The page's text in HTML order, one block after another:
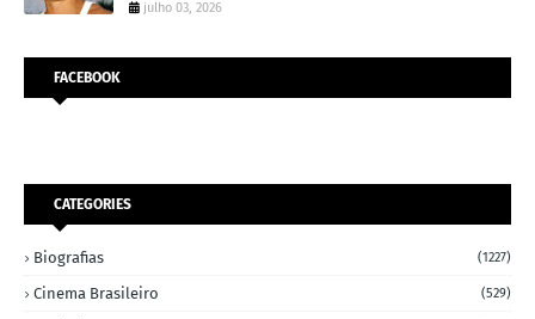
julho 03, 2026
FACEBOOK
CATEGORIES
Biografias (1227)
Cinema Brasileiro (529)